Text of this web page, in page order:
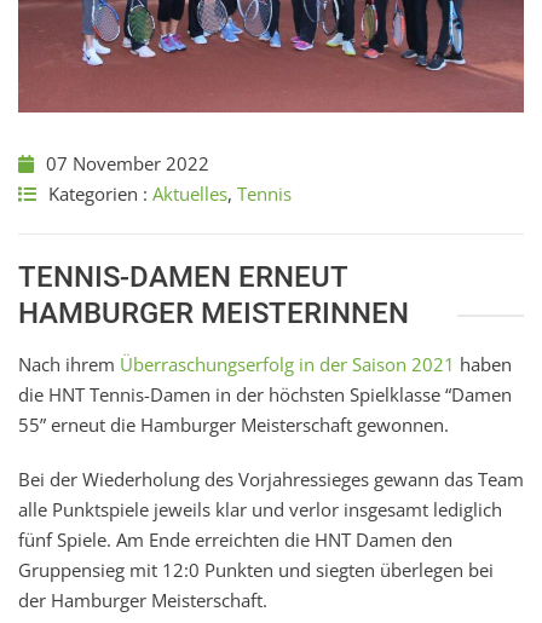
07 November 2022
Kategorien : Aktuelles, Tennis
TENNIS-DAMEN ERNEUT
HAMBURGER MEISTERINNEN
Nach ihrem Überraschungserfolg in der Saison 2021 haben
die HNT Tennis-Damen in der höchsten Spielklasse “Damen
55” erneut die Hamburger Meisterschaft gewonnen.
Bei der Wiederholung des Vorjahressieges gewann das Team
alle Punktspiele jeweils klar und verlor insgesamt lediglich
fünf Spiele. Am Ende erreichten die HNT Damen den
Gruppensieg mit 12:0 Punkten und siegten überlegen bei
der Hamburger Meisterschaft.